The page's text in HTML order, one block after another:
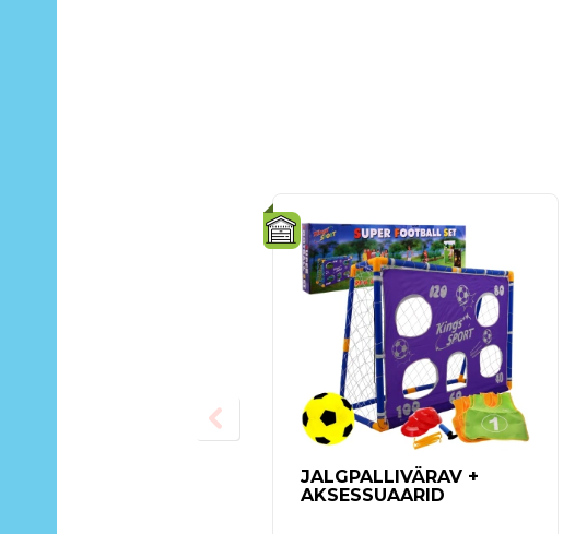
JALGPALLIVÄRAV +
AKSESSUAARID